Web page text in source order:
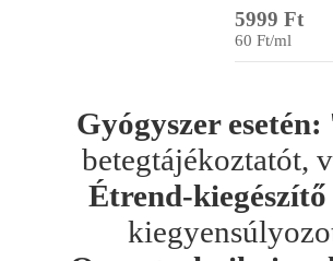
5999 Ft
60 Ft/ml
Gyógyszer esetén:
betegtájékoztatót,
Étrend-kiegészítő